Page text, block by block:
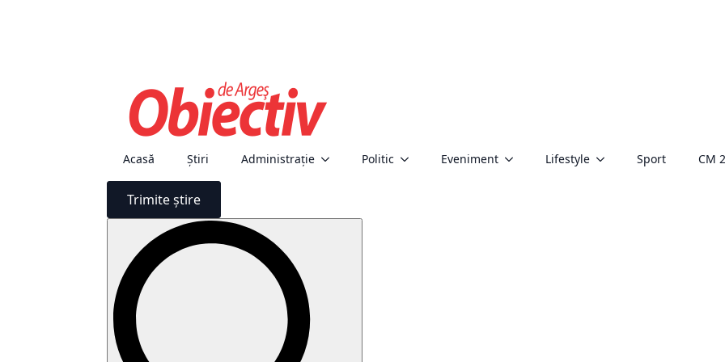
Acasă Știri Administraţie Politic Eveniment Lifestyle Sport CM
Trimite știre